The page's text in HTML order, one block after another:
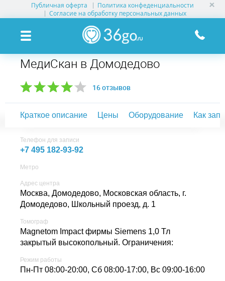
Публичная оферта
Политика конфеденциальности
Согласие на обработку персональных данных
УСЛУГИ КЛИНИК
КЛИНИКИ НА КАРТЕ
ПАМЯТКА ПАЦИЕНТУ
АКЦИИ
О ПРОЕКТЕ
МедиСкан в Домодедово
16 отзывов
Краткое описание Цены Оборудование Как
Телефон для записи
+7 495 182-93-92
Метро
Адрес центра
Москва, Домодедово, Московская область, г.
Домодедово, Школьный проезд, д. 1
Томограф
Magnetom Impact фирмы Siemens 1,0 Тл
закрытый высокопольный. Ограничения:
Режим работы
Пн-Пт 08:00-20:00, Сб 08:00-17:00, Вс 09:00-16:00